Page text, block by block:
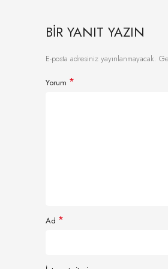
BIR YANIT YAZIN
E-posta adresiniz yayınlanmayacak.
Yorum *
Ad *